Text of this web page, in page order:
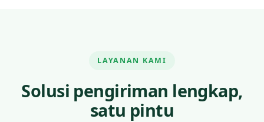
LAYANAN KAMI
Solusi pengiriman lengkap,
satu pintu